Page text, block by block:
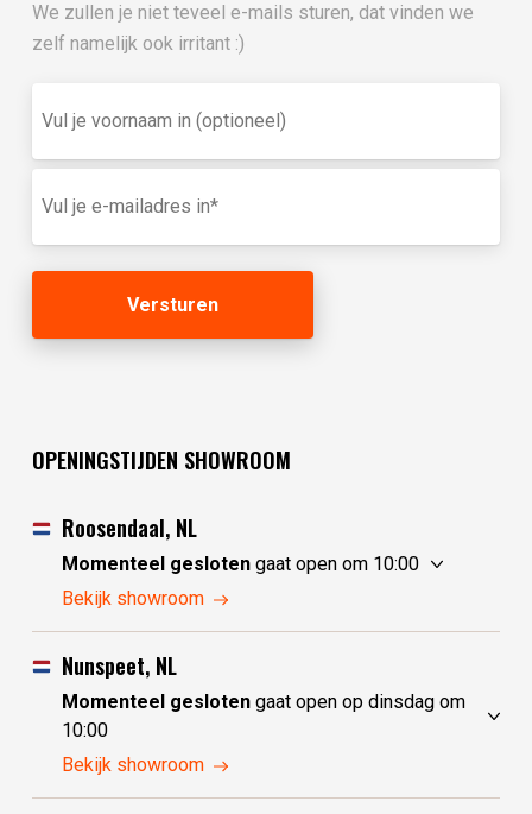
We zullen je niet teveel e-mails sturen, dat vinden we
zelf namelijk ook irritant :)
je
in
(optioneel)
mailadres
OPENINGSTIJDEN SHOWROOM
Roosendaal, NL
Momenteel geslotengaat open om 10:00
zondag
maandag
10:00 - 17:30
dinsdag
woensdag
gesloten
donderdag
10:00 - 17:30
vrijdag
Bekijk showroom
Nunspeet, NL
Momenteel geslotengaat open op dinsdag om
10:00
zondag
maandag
gesloten
Bekijk showroom